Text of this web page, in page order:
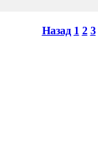
Назад 1 2 3